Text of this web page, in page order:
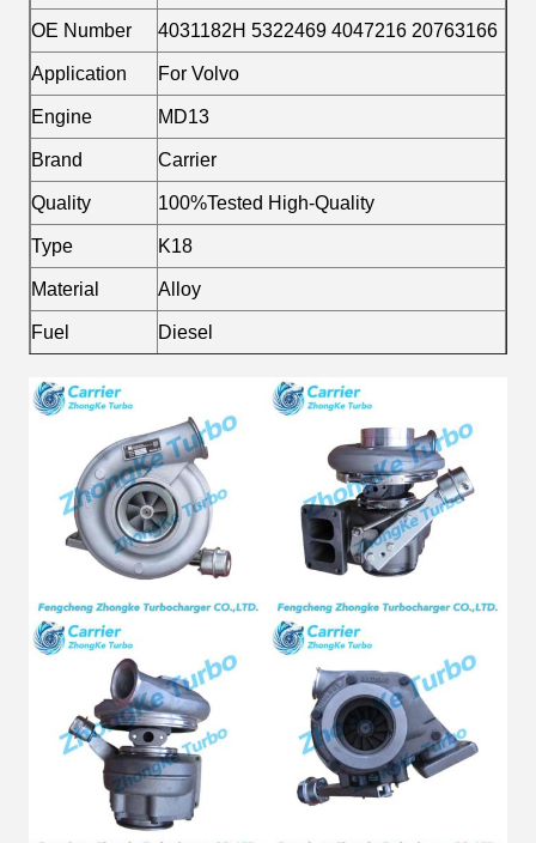
OE Number 4031182H 5322469 4047216 20763166
Application For Volvo
Engine MD13
Brand Carrier
Quality 100%Tested High-Quality
Type K18
Material Alloy
Fuel Diesel